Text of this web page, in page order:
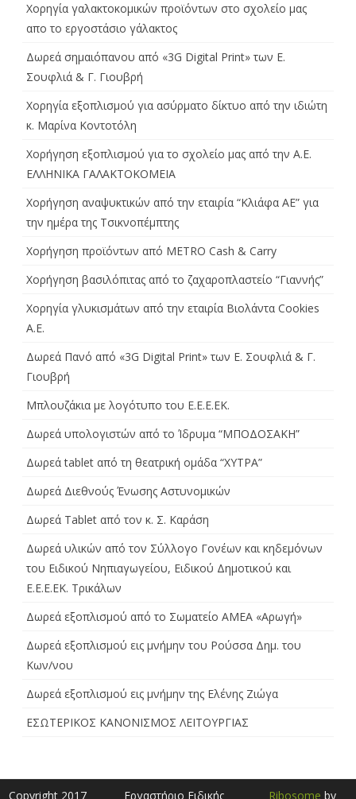
Χορηγία γαλακτοκομικών προϊόντων στο σχολείο μας
απο το εργοστάσιο γάλακτος
Δωρεά σημαιόπανου από «3G Digital Print» των Ε.
Σουφλιά & Γ. Γιουβρή
Χορηγία εξοπλισμού για ασύρματο δίκτυο από την ιδιώτη
κ. Μαρίνα Κοντοτόλη
Χορήγηση εξοπλισμού για το σχολείο μας από την Α.Ε.
ΕΛΛΗΝΙΚΑ ΓΑΛΑΚΤΟΚΟΜΕΙΑ
Χορήγηση αναψυκτικών από την εταιρία “Κλιάφα ΑΕ” για
την ημέρα της Τσικνοπέμπτης
Χορήγηση προϊόντων από METRO Cash & Carry
Χορήγηση βασιλόπιτας από το ζαχαροπλαστείο “Γιαννής”
Χορηγία γλυκισμάτων από την εταιρία Βιολάντα Cookies
A.E.
Δωρεά Πανό από «3G Digital Print» των Ε. Σουφλιά & Γ.
Γιουβρή
Μπλουζάκια με λογότυπο του Ε.Ε.Ε.ΕΚ.
Δωρεά υπολογιστών από το Ίδρυμα “ΜΠΟΔΟΣΑΚΗ”
Δωρεά tablet από τη θεατρική ομάδα “ΧΥΤΡΑ”
Δωρεά Διεθνούς Ένωσης Αστυνομικών
Δωρεά Tablet από τον κ. Σ. Καράση
Δωρεά υλικών από τον Σύλλογο Γονέων και κηδεμόνων
του Ειδικού Νηπιαγωγείου, Ειδικού Δημοτικού και
Ε.Ε.Ε.ΕΚ. Τρικάλων
Δωρεά εξοπλισμού από το Σωματείο ΑΜΕΑ «Αρωγή»
Δωρεά εξοπλισμού εις μνήμην του Ρούσσα Δημ. του
Κων/νου
Δωρεά εξοπλισμού εις μνήμην της Ελένης Ζιώγα
ΕΣΩΤΕΡΙΚΟΣ ΚΑΝΟΝΙΣΜΟΣ ΛΕΙΤΟΥΡΓΙΑΣ
Copyright 2017 Εργαστήριο Ειδικής Ribosome by